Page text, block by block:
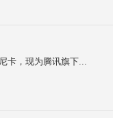
卡，现为腾讯旗下...